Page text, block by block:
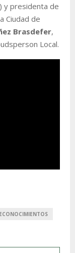
y presidenta de
Ciudad de
Brasdefer,
Local.